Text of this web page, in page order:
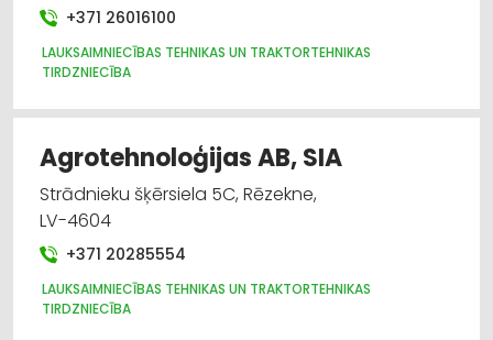
+371 26016100
LAUKSAIMNIECĪBAS TEHNIKAS UN TRAKTORTEHNIKAS
TIRDZNIECĪBA
Agrotehnoloģijas AB, SIA
Strādnieku šķērsiela 5C, Rēzekne,
LV-4604
+371 20285554
LAUKSAIMNIECĪBAS TEHNIKAS UN TRAKTORTEHNIKAS
TIRDZNIECĪBA